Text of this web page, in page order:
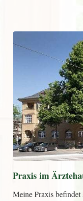
Praxis im
Meine Praxis